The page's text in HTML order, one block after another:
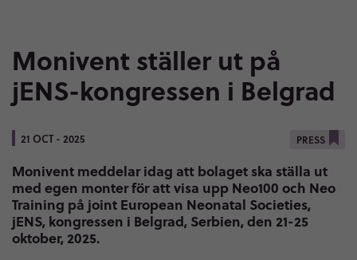
Monivent ställer ut på
jENS-kongressen i Belgrad
21 OCT - 2025 PRESS
Monivent meddelar idag att bolaget ska ställa ut
med egen monter för att visa upp Neo100 och Neo
Training på joint European Neonatal Societies,
jENS, kongressen i Belgrad, Serbien, den 21-25
oktober, 2025.